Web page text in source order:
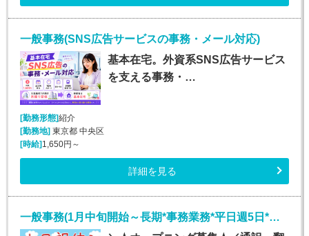
一般事務(SNS広告サービスの事務・メール対応)
基本在宅。外資系SNS広告サービス
を支える事務・…
[勤務形態]紹介
[勤務地] 東京都 中央区
[時給] 1,650円～
詳細を見る
一般事務(1月中旬開始～長期*事務業務*平日週5日*銀座)